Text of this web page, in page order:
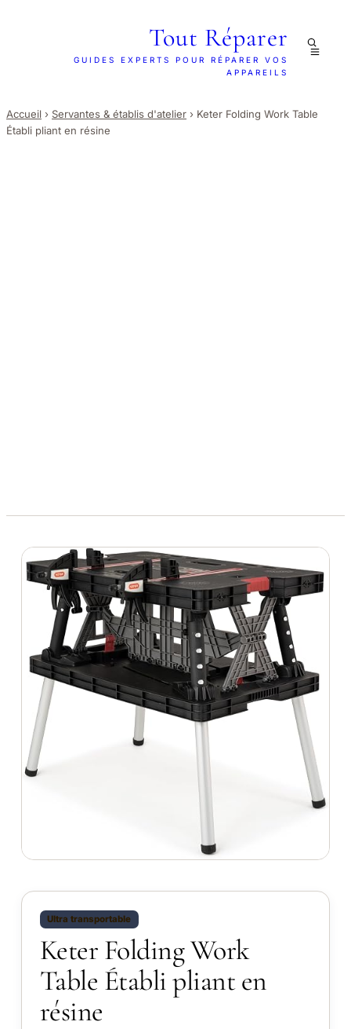
Tout Réparer
GUIDES EXPERTS POUR RÉPARER VOS
APPAREILS
Accueil › Servantes & établis d'atelier › Keter Folding Work Table
Établi pliant en résine
Ultra transportable
Keter Folding Work
Table Établi pliant en
résine